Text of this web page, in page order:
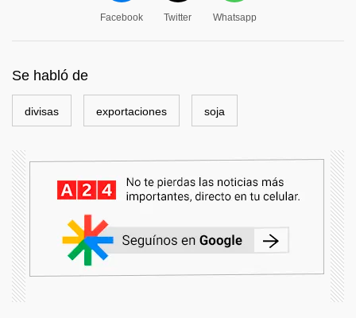
Facebook Twitter Whatsapp
Se habló de
divisas exportaciones soja